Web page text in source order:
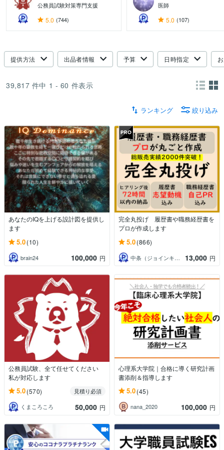
公務員試験対策専門支援
5.0 (744)
医師
5.0 (107)
提供方法 出品者情報 予算 日時指定
39,817 件中 1 - 60 件表示
ランキング 絞り込み
あなたのIQを上げる設計図を提供し
ます
5.0(10)
brain24 100,000 円
完全丸投げ 履歴書や職務経歴書を
プロが作成します
5.0(866)
中条（ジョインキャリアオフィス） 13,000 円
公務員試験、全て任せてください
私が対応します
5.0(570)
見積り必須
くまころころ
50,000 円
心理系大学院｜合格に導く研究計画
書添削＆指導します
5.0(45)
nana_2020 100,000 円